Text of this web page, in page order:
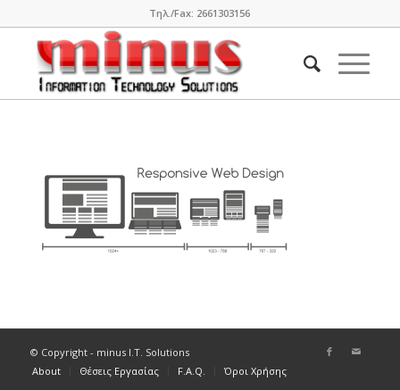
Τηλ./Fax: 2661303156
© Copyright - minus I.T. Solutions
About
Θέσεις Εργασίας F.A.Q. Όροι Χρήσης